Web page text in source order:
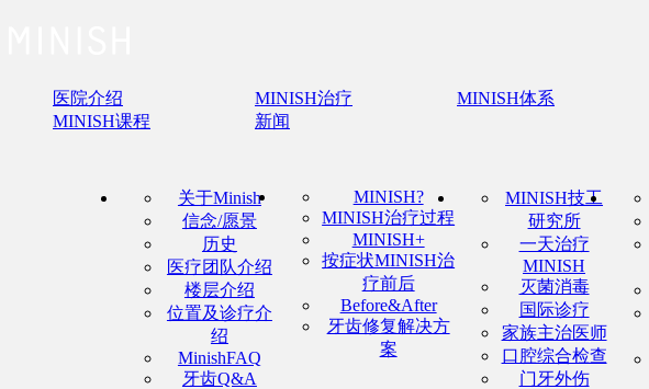
医院介绍 MINISH治疗 MINISH体系
MINISH课程
新闻
关于Minish
信念/愿景
历史
医疗团队介绍
楼层介绍
位置及诊疗介
绍
MinishFAQ
牙齿Q&A
MINISH?
MINISH治疗过程
MINISH+
按症状MINISH治
疗前后
Before&After
牙齿修复解决方
案
MINISH技工
研究所
一天治疗
MINISH
灭菌消毒
国际诊疗
家族主治医师
口腔综合检查
门牙外伤